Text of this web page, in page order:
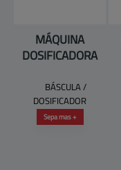
MÁQUINA
DOSIFICADORA
BÁSCULA /
DOSIFICADOR
Sepa mas +